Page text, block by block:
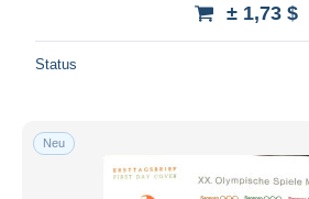
± 1,73 $
Status
Neu